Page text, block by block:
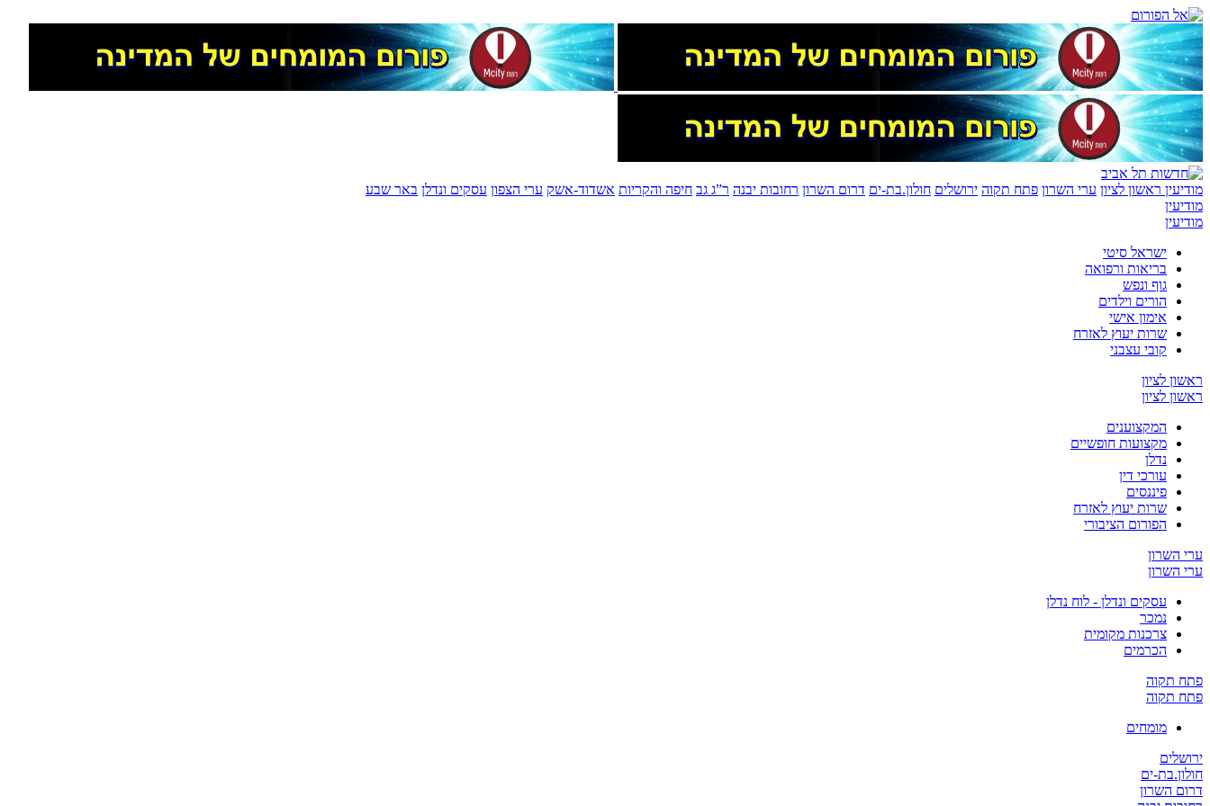
מודיעין ראשון לציון ערי השרון פתח תקוה ירושלים חולון.בת-ים דרום השרון רחובות יבנה ר”ג גב חיפה והקריות אשדוד-אשק ערי הצפון עסקים ונדלן באר שבע
מודיעין
מודיעין
ישראל סיטי
בריאות ורפואה
גוף ונפש
הורים וילדים
אימון אישי
שרות יעוץ לאזרח
קובי עצבני
ראשון לציון
ראשון לציון
המקצוענים
מקצועות חופשיים
נדלן
עורכי דין
פיננסים
שרות יעוץ לאזרח
הפורום הציבורי
ערי השרון
ערי השרון
עסקים ונדלן - לוח נדלן
נמכר
צרכנות מקומית
הכרמים
פתח תקוה
פתח תקוה
מומחים
ירושלים
חולון.בת-ים
דרום השרון